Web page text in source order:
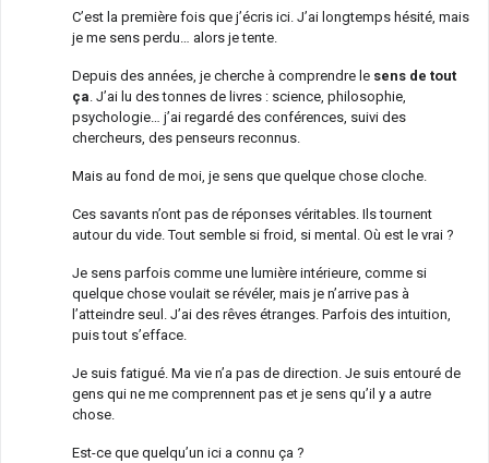
C’est la première fois que j’écris ici. J’ai longtemps hésité, mais
je me sens perdu… alors je tente.
Depuis des années, je cherche à comprendre le sens de tout
ça. J’ai lu des tonnes de livres : science, philosophie,
psychologie… j’ai regardé des conférences, suivi des
chercheurs, des penseurs reconnus.
Mais au fond de moi, je sens que quelque chose cloche.
Ces savants n’ont pas de réponses véritables. Ils tournent
autour du vide. Tout semble si froid, si mental. Où est le vrai ?
Je sens parfois comme une lumière intérieure, comme si
quelque chose voulait se révéler, mais je n’arrive pas à
l’atteindre seul. J’ai des rêves étranges. Parfois des intuition,
puis tout s’efface.
Je suis fatigué. Ma vie n’a pas de direction. Je suis entouré de
gens qui ne me comprennent pas et je sens qu’il y a autre
chose.
Est-ce que quelqu’un ici a connu ça ?